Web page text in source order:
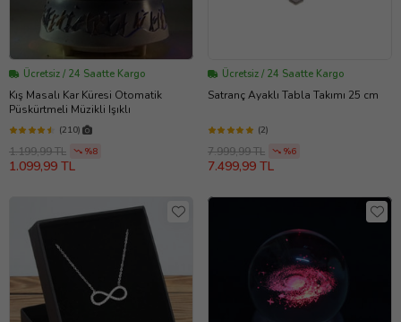
Ücretsiz / 24 Saatte Kargo
Kış Masalı Kar Küresi Otomatik
Püskürtmeli Müzikli Işıklı
(210)
1.199,99 TL %8
1.099,99 TL
Ücretsiz / 24 Saatte Kargo
Satranç Ayaklı Tabla Takımı 25 cm
(2)
7.999,99 TL %6
7.499,99 TL